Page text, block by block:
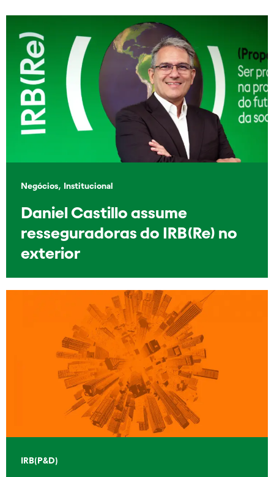
Negócios, Institucional
Daniel Castillo assume
resseguradoras do IRB(Re) no
exterior
IRB(P&D)